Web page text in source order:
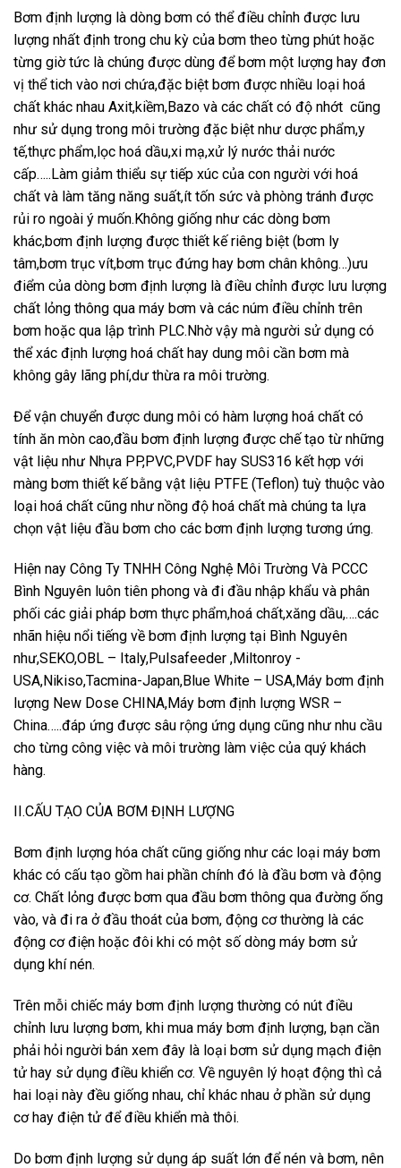
Bơm định lượng là dòng bơm có thể điều chỉnh được lưu
lượng nhất định trong chu kỳ của bơm theo từng phút hoặc
từng giờ tức là chúng được dùng để bơm một lượng hay đơn
vị thể tich vào nơi chứa,đặc biệt bơm được nhiều loại hoá
chất khác nhau Axit,kiềm,Bazo và các chất có độ nhớt cũng
như sử dụng trong môi trường đặc biệt như dược phẩm,y
tế,thực phẩm,lọc hoá dầu,xi mạ,xử lý nước thải nước
cấp…..Làm giảm thiểu sự tiếp xúc của con người với hoá
chất và làm tăng năng suất,ít tốn sức và phòng tránh được
rủi ro ngoài ý muốn.Không giống như các dòng bơm
khác,bơm định lượng được thiết kế riêng biệt (bơm ly
tâm,bơm trục vít,bơm trục đứng hay bơm chân không…)ưu
điểm của dòng bơm định lượng là điều chỉnh được lưu lượng
chất lỏng thông qua máy bơm và các núm điều chỉnh trên
bơm hoặc qua lập trình PLC.Nhờ vậy mà người sử dụng có
thể xác định lượng hoá chất hay dung môi cần bơm mà
không gây lãng phí,dư thừa ra môi trường.
Để vận chuyển được dung môi có hàm lượng hoá chất có
tính ăn mòn cao,đầu bơm định lượng được chế tạo từ những
vật liệu như Nhựa PP,PVC,PVDF hay SUS316 kết hợp với
màng bơm thiết kế bằng vật liệu PTFE (Teflon) tuỳ thuộc vào
loại hoá chất cũng như nồng độ hoá chất mà chúng ta lựa
chọn vật liệu đầu bơm cho các bơm định lượng tương ứng.
Hiện nay Công Ty TNHH Công Nghệ Môi Trường Và PCCC
Bình Nguyên luôn tiên phong và đi đầu nhập khẩu và phân
phối các giải pháp bơm thực phẩm,hoá chất,xăng dầu,….các
nhãn hiệu nổi tiếng về bơm định lượng tại Bình Nguyên
như,SEKO,OBL – Italy,Pulsafeeder ,Miltonroy -
USA,Nikiso,Tacmina-Japan,Blue White – USA,Máy bơm định
lượng New Dose CHINA,Máy bơm định lượng WSR –
China…..đáp ứng được sâu rộng ứng dụng cũng như nhu cầu
cho từng công việc và môi trường làm việc của quý khách
hàng.
II.CẤU TẠO CỦA BƠM ĐỊNH LƯỢNG
Bơm định lượng hóa chất cũng giống như các loại máy bơm
khác có cấu tạo gồm hai phần chính đó là đầu bơm và động
cơ. Chất lỏng được bơm qua đầu bơm thông qua đường ống
vào, và đi ra ở đầu thoát của bơm, động cơ thường là các
động cơ điện hoặc đôi khi có một số dòng máy bơm sử
dụng khí nén.
Trên mỗi chiếc máy bơm định lượng thường có nút điều
chỉnh lưu lượng bơm, khi mua máy bơm định lượng, bạn cần
phải hỏi người bán xem đây là loại bơm sử dụng mạch điện
tử hay sử dụng điều khiển cơ. Về nguyên lý hoạt động thì cả
hai loại này đều giống nhau, chỉ khác nhau ở phần sử dụng
cơ hay điện tử để điều khiển mà thôi.
Do bơm định lượng sử dụng áp suất lớn để nén và bơm, nên